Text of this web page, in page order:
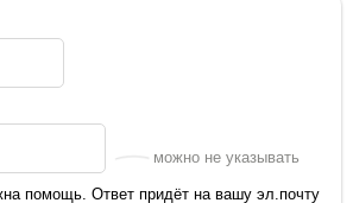
можно не указывать
помощь. Ответ придёт на вашу эл.почту